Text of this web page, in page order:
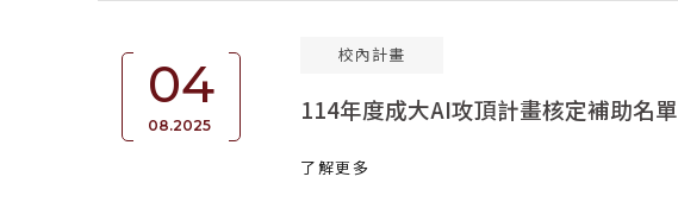
04
08.2025
校內計畫
114年度成大AI攻頂計畫核定補助名單
了解更多